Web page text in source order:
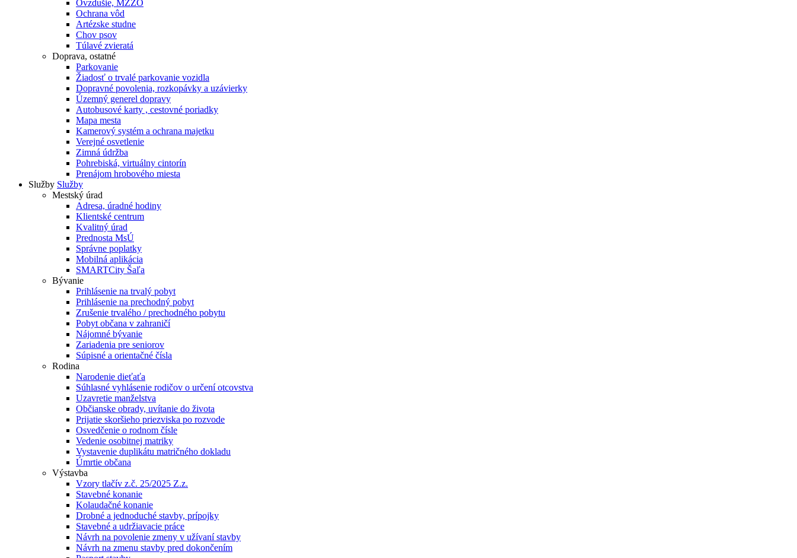
Ovzdušie, MZZO
Ochrana vôd
Artézske studne
Chov psov
Túlavé zvieratá
Doprava, ostatné
Parkovanie
Žiadosť o trvalé parkovanie vozidla
Dopravné povolenia, rozkopávky a uzávierky
Územný generel dopravy
Autobusové karty , cestovné poriadky
Mapa mesta
Kamerový systém a ochrana majetku
Verejné osvetlenie
Zimná údržba
Pohrebiská, virtuálny cintorín
Prenájom hrobového miesta
Služby Služby
Mestský úrad
Adresa, úradné hodiny
Klientské centrum
Kvalitný úrad
Prednosta MsÚ
Správne poplatky
Mobilná aplikácia
SMARTCity Šaľa
Bývanie
Prihlásenie na trvalý pobyt
Prihlásenie na prechodný pobyt
Zrušenie trvalého / prechodného pobytu
Pobyt občana v zahraničí
Nájomné bývanie
Zariadenia pre seniorov
Súpisné a orientačné čísla
Rodina
Narodenie dieťaťa
Súhlasné vyhlásenie rodičov o určení otcovstva
Uzavretie manželstva
Občianske obrady, uvítanie do života
Prijatie skoršieho priezviska po rozvode
Osvedčenie o rodnom čísle
Vedenie osobitnej matriky
Vystavenie duplikátu matričného dokladu
Úmrtie občana
Výstavba
Vzory tlačív z.č. 25/2025 Z.z.
Stavebné konanie
Kolaudačné konanie
Drobné a jednoduché stavby, prípojky
Stavebné a udržiavacie práce
Návrh na povolenie zmeny v užívaní stavby
Návrh na zmenu stavby pred dokončením